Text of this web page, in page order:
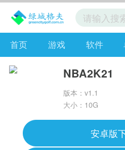
首页 游戏 软件
NBA2K21
版本：v1.1
大小：10G
安卓版